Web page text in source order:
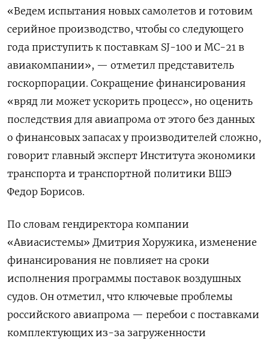
«Ведем испытания новых самолетов и готовим
серийное производство, чтобы со следующего
года приступить к поставкам SJ-100 и МС-21 в
авиакомпании», — отметил представитель
госкорпорации. Сокращение финансирования
«вряд ли может ускорить процесс», но оценить
последствия для авиапрома от этого без данных
о финансовых запасах у производителей сложно,
говорит главный эксперт Института экономики
транспорта и транспортной политики ВШЭ
Федор Борисов.
По словам гендиректора компании
«Авиасистемы» Дмитрия Хоружика, изменение
финансирования не повлияет на сроки
исполнения программы поставок воздушных
судов. Он отметил, что ключевые проблемы
российского авиапрома — перебои с поставками
комплектующих из-за загруженности